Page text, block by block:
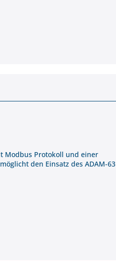
Modbus Protokoll und einer
den Einsatz des ADAM-